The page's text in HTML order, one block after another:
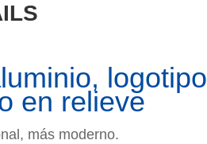
logotipo
en relieve
más moderno.